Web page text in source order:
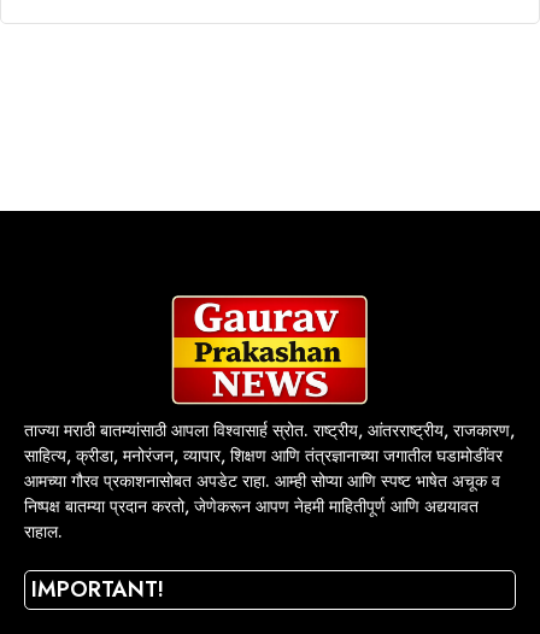
ताज्या मराठी बातम्यांसाठी आपला विश्वासार्ह स्रोत. राष्ट्रीय, आंतरराष्ट्रीय, राजकारण,
साहित्य, क्रीडा, मनोरंजन, व्यापार, शिक्षण आणि तंत्रज्ञानाच्या जगातील घडामोडींवर
आमच्या गौरव प्रकाशनासोबत अपडेट राहा. आम्ही सोप्या आणि स्पष्ट भाषेत अचूक व
निष्पक्ष बातम्या प्रदान करतो, जेणेकरून आपण नेहमी माहितीपूर्ण आणि अद्ययावत
राहाल.
IMPORTANT!